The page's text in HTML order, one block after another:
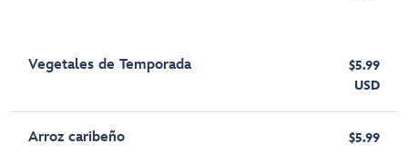
Vegetales de Temporada
$5.99
USD
Arroz caribeño
$5.99